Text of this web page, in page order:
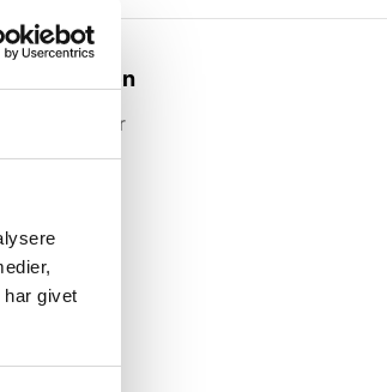
har givet
Webshoppen
Alle produkter